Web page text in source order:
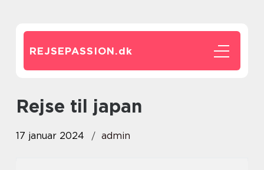
REJSEPASSION.dk
rejse til japan
17 januar 2024 admin